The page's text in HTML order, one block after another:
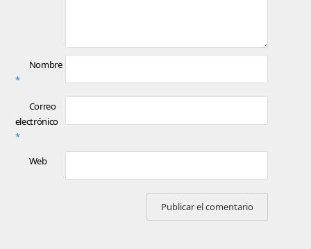
Nombre
*
Correo
electrónico
*
Web